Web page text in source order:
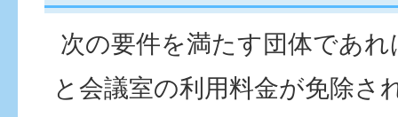
次の要件を満たす団体であ
と会議室の利用料金が免除さ